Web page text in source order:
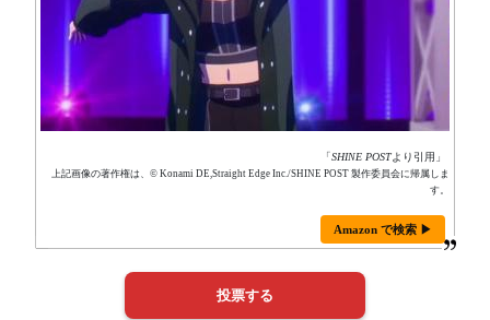
「SHINE POSTより引用」
上記画像の著作権は、© Konami DE,Straight Edge Inc./SHINE POST 製作委員会に帰属しま
す。
Amazon で検索 ▶